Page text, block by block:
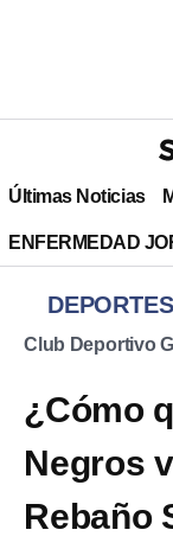
Últimas Noticias
ENFERMEDAD
DEPORTES
Club Deportivo
¿Cómo
Negros
Rebaño